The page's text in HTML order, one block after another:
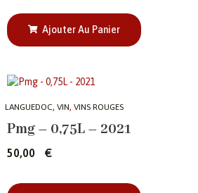
Ajouter Au Panier
LANGUEDOC, VIN, VINS ROUGES
Pmg – 0,75L – 2021
50,00 €